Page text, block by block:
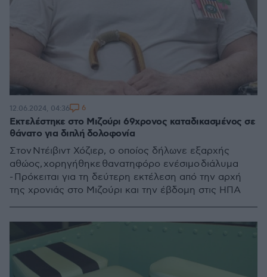
Εκτελέστηκε στο Μιζούρι 69χρονος καταδικασμένος σε
θάνατο για διπλή δολοφονία
Στον Ντέιβιντ Χόζιερ, ο οποίος δήλωνε εξαρχής
αθώος, χορηγήθηκε θανατηφόρο ενέσιμο διάλυμα
- Πρόκειται για τη δεύτερη εκτέλεση από την αρχή
της χρονιάς στο Μιζούρι και την έβδομη στις ΗΠΑ
12.06.2024, 04:36 6